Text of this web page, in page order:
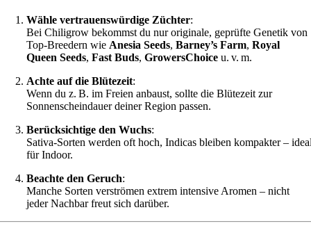
Wähle vertrauenswürdige Züchter:
Bei Chiligrow bekommst du nur originale, geprüfte Genetik von
Top-Breedern wie Anesia Seeds, Barney’s Farm, Royal
Queen Seeds, Fast Buds, GrowersChoice u. v. m.
Achte auf die Blütezeit:
Wenn du z. B. im Freien anbaust, sollte die Blütezeit zur
Sonnenscheindauer deiner Region passen.
Berücksichtige den Wuchs:
Sativa-Sorten werden oft hoch, Indicas bleiben kompakter –
für Indoor.
Beachte den Geruch:
Manche Sorten verströmen extrem intensive Aromen – nicht
jeder Nachbar freut sich darüber.